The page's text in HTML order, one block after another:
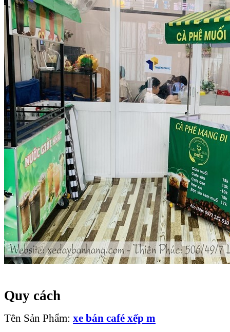
Quy cách
Tên Sản Phẩm: xe bán café xếp m